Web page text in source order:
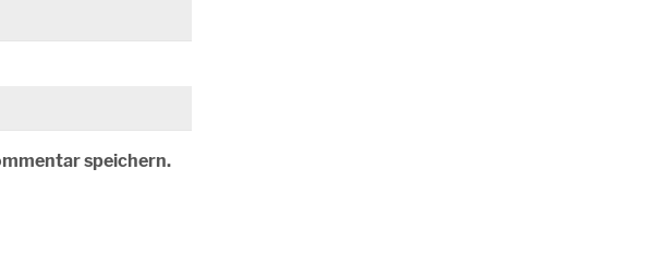
speichern.